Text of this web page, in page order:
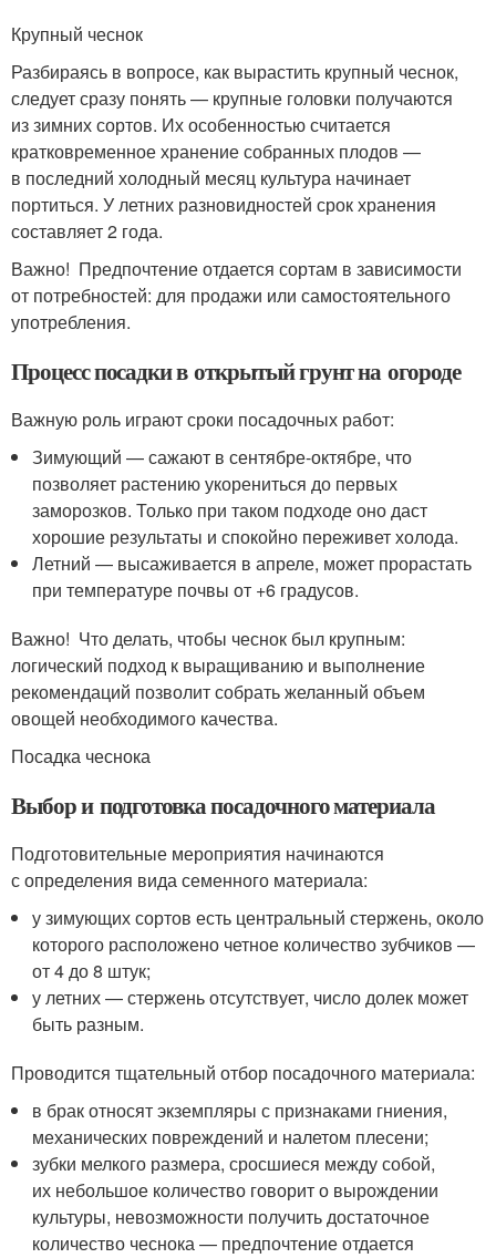
Крупный чеснок
Разбираясь в вопросе, как вырастить крупный чеснок,
следует сразу понять — крупные головки получаются
из зимних сортов. Их особенностью считается
кратковременное хранение собранных плодов —
в последний холодный месяц культура начинает
портиться. У летних разновидностей срок хранения
составляет 2 года.
Важно! Предпочтение отдается сортам в зависимости
от потребностей: для продажи или самостоятельного
употребления.
Процесс посадки в открытый грунт на огороде
Важную роль играют сроки посадочных работ:
Зимующий — сажают в сентябре-октябре, что
позволяет растению укорениться до первых
заморозков. Только при таком подходе оно даст
хорошие результаты и спокойно переживет холода.
Летний — высаживается в апреле, может прорастать
при температуре почвы от +6 градусов.
Важно! Что делать, чтобы чеснок был крупным:
логический подход к выращиванию и выполнение
рекомендаций позволит собрать желанный объем
овощей необходимого качества.
Посадка чеснока
Выбор и подготовка посадочного материала
Подготовительные мероприятия начинаются
с определения вида семенного материала:
у зимующих сортов есть центральный стержень, около
которого расположено четное количество зубчиков —
от 4 до 8 штук;
у летних — стержень отсутствует, число долек может
быть разным.
Проводится тщательный отбор посадочного материала:
в брак относят экземпляры с признаками гниения,
механических повреждений и налетом плесени;
зубки мелкого размера, сросшиеся между собой,
их небольшое количество говорит о вырождении
культуры, невозможности получить достаточное
количество чеснока — предпочтение отдается